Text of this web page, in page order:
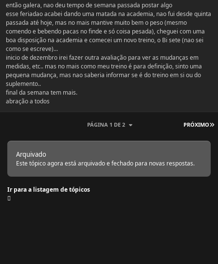
então galera, nao deu tempo de semana passada postar algo
esse feriadao acabei dando uma matada na academia, nao fui desde quinta
passada até hoje, mas no mais mantive muito bem o peso (mesmo
comendo e bebendo pacas no finde e só coisa pesada), cheguei com uma
boa disposição na academia e comecei um novo treino, o Bi sete (nao sei
como se escreve)...
inicio de dezembro irei fazer outra avaliação para ver as mudanças em
medidas, etc.. mas no mais como meu treino é para definição, sinto uma
pequena mudança, mas nao saberia informar se é do treino em si ou do
suplemento..
final da semana tem mais.
abração a todos
PRÓXIMO
PÁGINA 1 DE 2
Arquivado
Este tópico agora está arquivado e fechado para novas respostas.
Ir para a listagem de tópicos